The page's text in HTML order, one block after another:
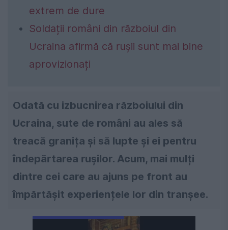
extrem de dure
Soldații români din războiul din
Ucraina afirmă că rușii sunt mai bine
aprovizionați
Odată cu izbucnirea războiului din
Ucraina, sute de români au ales să
treacă granița și să lupte și ei pentru
îndepărtarea rușilor. Acum, mai mulți
dintre cei care au ajuns pe front au
împărtășit experiențele lor din tranșee.